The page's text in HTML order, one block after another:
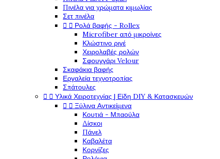
Πινέλα για χρώματα κιμωλίας
Σετ πινέλα
  Ρολά βαφής - Rollex
Microfiber από μικροίνες
Κλώστινο ριγέ
Χειρολαβές ρολών
Σφουγγάρι Velour
Σκαφάκια βαφής
Εργαλεία τεχνοτροπίας
Σπάτουλες
  Υλικά Χειροτεχνίας | Είδη DIY & Κατασκευών
  Ξύλινα Αντικείμενα
Κουτιά - Μπαούλα
Δίσκοι
Πάνελ
Καβαλέτα
Κορνίζες